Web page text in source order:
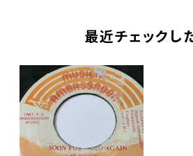
最近チェックし